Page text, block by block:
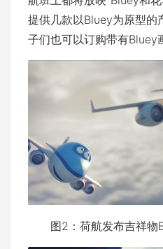
提供几款以Bluey为原型的
子们也可以订购带有Bluey
图2：荷航发布吉祥物